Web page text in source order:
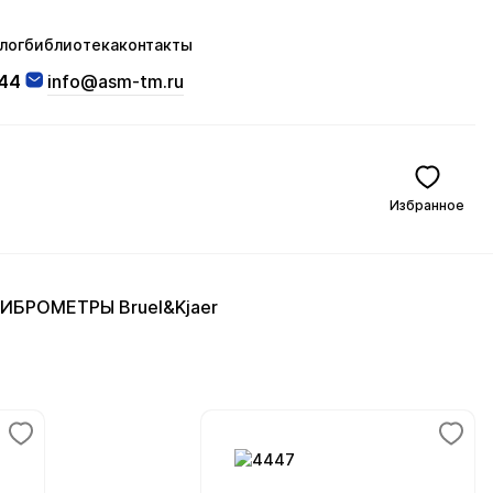
библиотекаконтакты
info@asm-tm.ru
Избранное
Bruel&Kjaer